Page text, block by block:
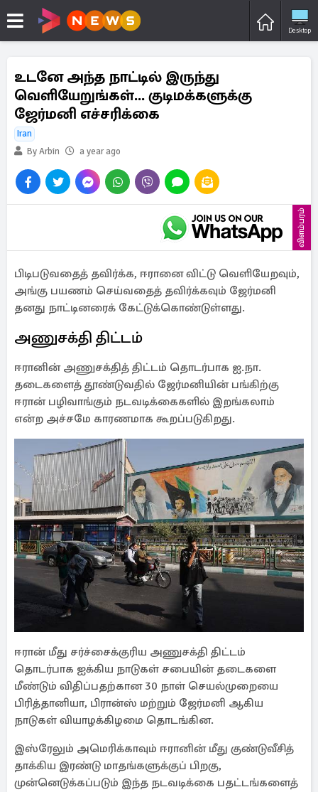
Desktop
உடனே அந்த நாட்டில் இருந்து
வெளியேறுங்கள்... குடிமக்களுக்கு
ஜேர்மனி எச்சரிக்கை
Iran
By Arbin
a year ago
விளம்பரம்
பிடிபடுவதைத் தவிர்க்க, ஈரானை விட்டு வெளியேறவும்,
அங்கு பயணம் செய்வதைத் தவிர்க்கவும் ஜேர்மனி
தனது நாட்டினரைக் கேட்டுக்கொண்டுள்ளது.
அணுசக்தி திட்டம்
ஈரானின் அணுசக்தித் திட்டம் தொடர்பாக ஐ.நா.
தடைகளைத் தூண்டுவதில் ஜேர்மனியின் பங்கிற்கு
ஈரான் பழிவாங்கும் நடவடிக்கைகளில் இறங்கலாம்
என்ற அச்சமே காரணமாக கூறப்படுகிறது.
ஈரான் மீது சர்ச்சைக்குரிய அணுசக்தி திட்டம்
தொடர்பாக ஐக்கிய நாடுகள் சபையின் தடைகளை
மீண்டும் விதிப்பதற்கான 30 நாள் செயல்முறையை
பிரித்தானியா, பிரான்ஸ் மற்றும் ஜேர்மனி ஆகிய
நாடுகள் வியாழக்கிழமை தொடங்கின.
இஸ்ரேலும் அமெரிக்காவும் ஈரானின் மீது குண்டுவீசித்
தாக்கிய இரண்டு மாதங்களுக்குப் பிறகு,
முன்னெடுக்கப்படும் இந்த நடவடிக்கை பதட்டங்களைத்